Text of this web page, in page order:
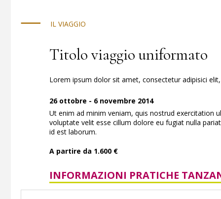
IL VIAGGIO
Titolo viaggio uniformato
Lorem ipsum dolor sit amet, consectetur adipisici
26 ottobre - 6 novembre 2014
Ut enim ad minim veniam, quis nostrud exercitation
voluptate velit esse cillum dolore eu fugiat nulla
id est laborum.
A partire da 1.600 €
INFORMAZIONI PRATICHE